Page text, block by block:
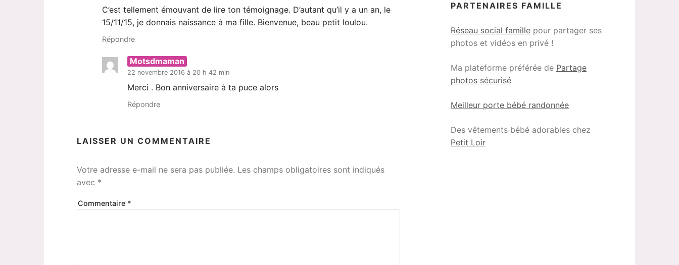
C’est tellement émouvant de lire ton témoignage. D’autant qu’il y a un an, le
15/11/15, je donnais naissance à ma fille. Bienvenue, beau petit loulou.
Répondre
Motsdmaman
22 novembre 2016 à 20 h 42 min
Merci . Bon anniversaire à ta puce alors
Répondre
LAISSER UN COMMENTAIRE
Votre adresse e-mail ne sera pas publiée. Les champs obligatoires sont indiqués
avec *
Commentaire *
PARTENAIRES FAMILLE
Réseau social famille pour partager ses
photos et vidéos en privé !
Ma plateforme préférée de Partage
photos sécurisé
Meilleur porte bébé randonnée
Des vêtements bébé adorables chez
Petit Loir